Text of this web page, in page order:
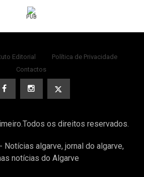
PUB
Editorial
Política de Privacidade
Contactos
os direitos reservados.
Notícias algarve, jornal do algarve,
notícias do Algarve